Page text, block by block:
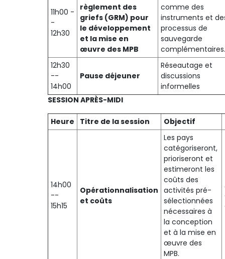
11h00 -
-
12h30
règlement des
griefs (GRM) pour
le développement
et la mise en
œuvre des MPB
comme des
instruments et
processus de
sauvegarde
complémentaires.
12h30
--
14h00
Pause déjeuner
Réseautage et
discussions
informelles
SESSION APRÈS-MIDI
Heure Titre de la session Objectif
14h00
--
15h15
Opérationnalisation
et coûts
Les pays
catégoriseront,
prioriseront et
estimeront les
coûts des
activités pré-
sélectionnées
nécessaires à
la conception
et à la mise en
œuvre des
MPB.